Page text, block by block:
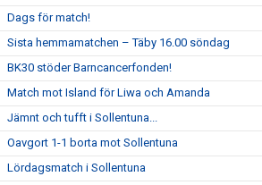
Dags för match!
Sista hemmamatchen – Täby 16.00 söndag
BK30 stöder Barncancerfonden!
Match mot Island för Liwa och Amanda
Jämnt och tufft i Sollentuna...
Oavgort 1-1 borta mot Sollentuna
Lördagsmatch i Sollentuna